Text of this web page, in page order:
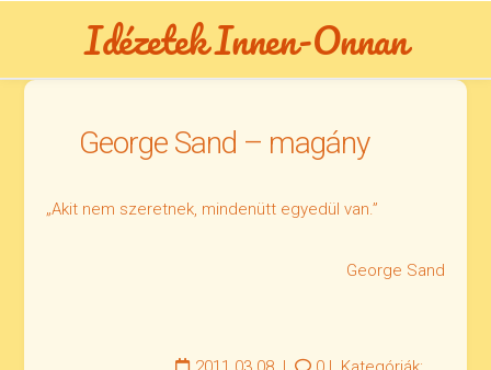
Idézetek Innen-Onnan
George Sand – magány
„Akit nem szeretnek, mindenütt egyedül van.”
George Sand